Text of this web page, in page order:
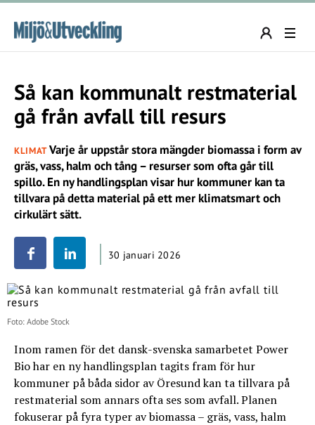
Så kan kommunalt restmaterial
gå från avfall till resurs
KLIMATVarje år uppstår stora mängder biomassa i form av
gräs, vass, halm och tång – resurser som ofta går till
spillo. En ny handlingsplan visar hur kommuner kan ta
tillvara på detta material på ett mer klimatsmart och
cirkulärt sätt.
30 januari 2026
Foto: Adobe Stock
Inom ramen för det dansk-svenska samarbetet Power
Bio har en ny handlingsplan tagits fram för hur
kommuner på båda sidor av Öresund kan ta tillvara på
restmaterial som annars ofta ses som avfall. Planen
fokuserar på fyra typer av biomassa – gräs, vass, halm